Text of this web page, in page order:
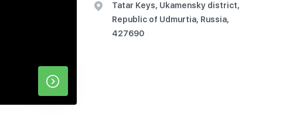
Tatar Keys, Ukamensky district,
Republic of Udmurtia, Russia,
427690